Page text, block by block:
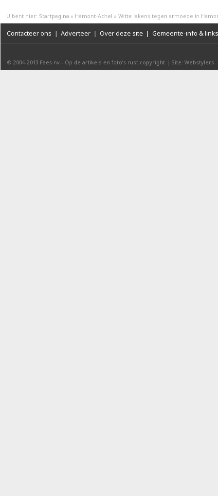
U bent hier: Startpagina » Hamont-Achel » Witte lakens tegen armoede in
Contacteer ons | Adverteer | Over deze site | Gemeente-info & links
© 2004-2013 Faes nv - Op de artikels en foto’s rust copyright | Site: Webstylers